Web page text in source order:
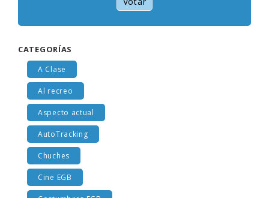
Votar
CATEGORÍAS
A Clase
Al recreo
Aspecto actual
AutoTracking
Chuches
Cine EGB